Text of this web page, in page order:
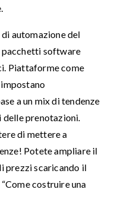
automazione del
software
Piattaforme come
a un mix di tendenze
prenotazioni.
di mettere a
Potete ampliare il
prezzi scaricando il
costruire una